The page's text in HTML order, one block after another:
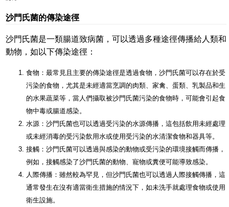
沙門氏菌的傳染途徑
沙門氏菌是一類腸道致病菌，可以透過多種途徑傳播給人類和
動物，如以下傳染途徑：
食物：最常見且主要的傳染途徑是透過食物，沙門氏菌可以存在於受
污染的食物，尤其是未經適當烹調的肉類、家禽、蛋類、乳製品和生
的水果蔬菜等，當人們攝取被沙門氏菌污染的食物時，可能會引起食
物中毒或腸道感染。
水源：沙門氏菌也可以透過受污染的水源傳播，這包括飲用未經處理
或未經消毒的受污染飲用水或使用受污染的水清潔食物和器具等。
接觸：沙門氏菌可以透過與感染的動物或受污染的環境接觸而傳播，
例如，接觸感染了沙門氏菌的動物、寵物或糞便可能導致感染。
人際傳播：雖然較為罕見，但沙門氏菌也可以透過人際接觸傳播，這
通常發生在沒有適當衛生措施的情況下，如未洗手就處理食物或使用
衛生設施。